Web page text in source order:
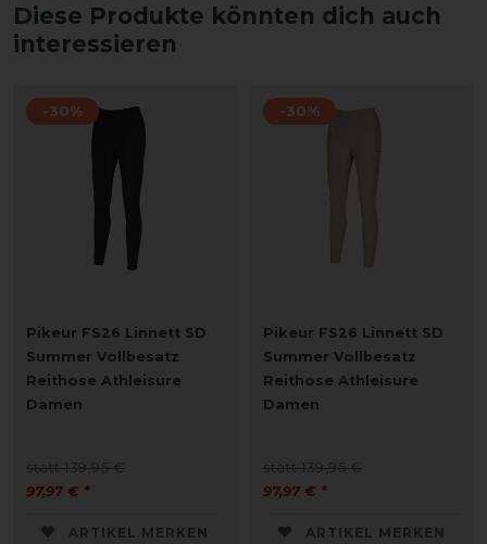
Diese Produkte könnten dich auch
interessieren
-30%
Pikeur FS26 Linnett SD
Summer Vollbesatz
Reithose Athleisure
Damen
statt 139,95 €
97,97 € *
ARTIKEL MERKEN
-30%
Pikeur FS26 Linnett SD
Summer Vollbesatz
Reithose Athleisure
Damen
statt 139,95 €
97,97 € *
ARTIKEL MERKEN